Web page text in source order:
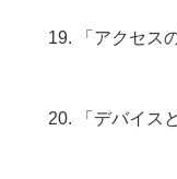
「アクセス
「デバイス